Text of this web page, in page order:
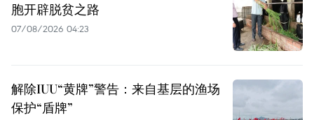
胞开辟脱贫之路
07/08/2026 04:23
解除IUU“黄牌”警告：来自基层的渔场
保护“盾牌”